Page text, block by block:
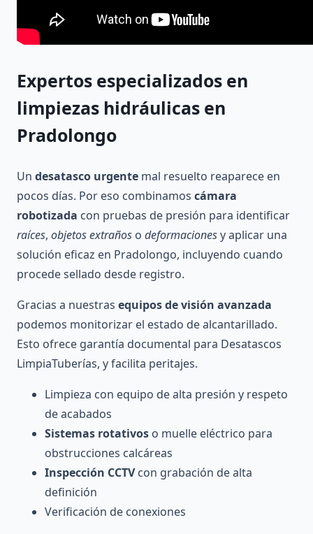
Expertos especializados en
limpiezas hidráulicas en
Pradolongo
Un desatasco urgente mal resuelto reaparece en
pocos días. Por eso combinamos cámara
robotizada con pruebas de presión para identificar
raíces, objetos extraños o deformacionesy aplicar una
solución eficaz en Pradolongo, incluyendo cuando
procede sellado desde registro.
Gracias a nuestras equipos de visión avanzada
podemos monitorizar el estado de alcantarillado.
Esto ofrece garantía documental para Desatascos
LimpiaTuberías, y facilita peritajes.
Limpieza con equipo de alta presión y respeto
de acabados
Sistemas rotativos o muelle eléctrico para
obstrucciones calcáreas
Inspección CCTVcon grabación de alta
definición
Verificación de conexiones